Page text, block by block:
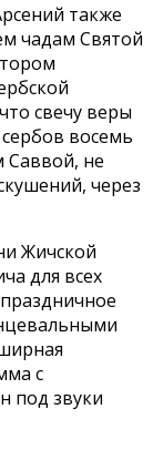
также
чадам Святой
свечу веры
восемь
Саввой, не
через
Жичской
для всех
с
под звуки